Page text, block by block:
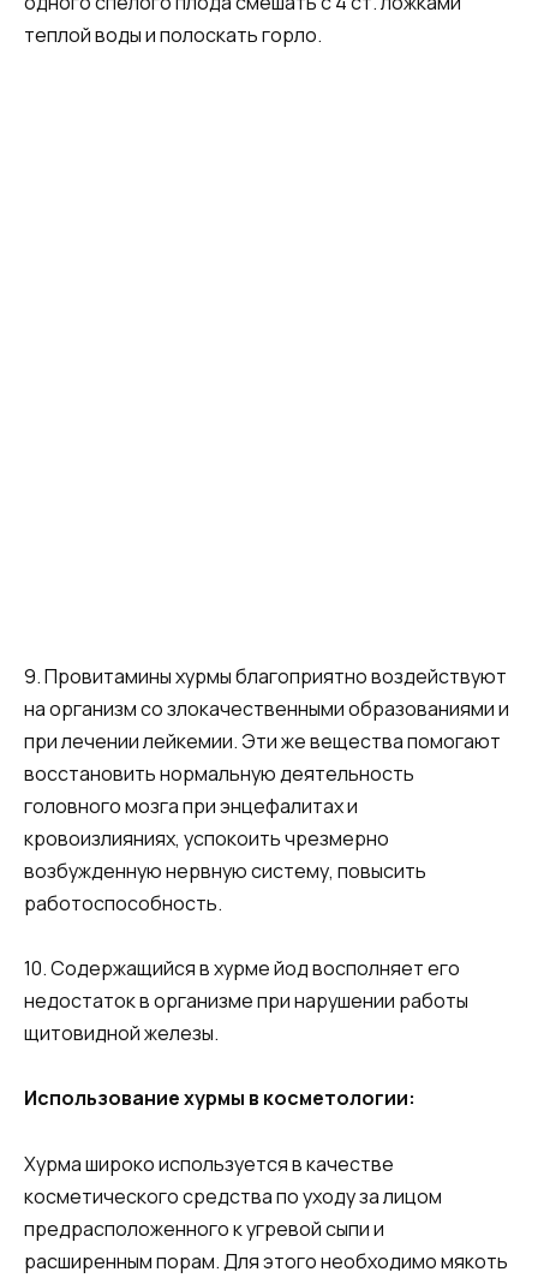
теплой воды и полоскать горло.
9. Провитамины хурмы благоприятно воздействуют
на организм со злокачественными образованиями и
при лечении лейкемии. Эти же вещества помогают
восстановить нормальную деятельность
головного мозга при энцефалитах и
кровоизлияниях, успокоить чрезмерно
возбужденную нервную систему, повысить
работоспособность.
10. Содержащийся в хурме йод восполняет его
недостаток в организме при нарушении работы
щитовидной железы.
Использование хурмы в косметологии:
Хурма широко используется в качестве
косметического средства по уходу за лицом
предрасположенного к угревой сыпи и
расширенным порам. Для этого необходимо мякоть